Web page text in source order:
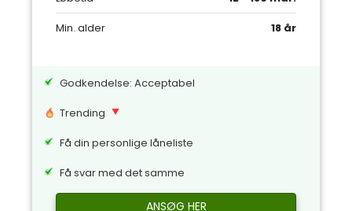
Min. alder
18 år
Godkendelse: Acceptabel
Trending
Få din personlige låneliste
Få svar med det samme
ANSØG HER